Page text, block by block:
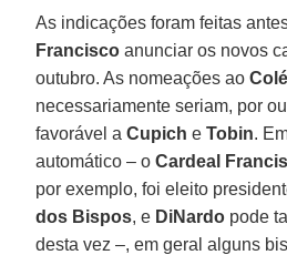
As indicações foram feitas
Francisco anunciar os novos
outubro. As nomeações ao
necessariamente seriam, por
favorável aCupich eTobin.
automático – oCardeal
por exemplo, foi eleito
dos Bispos, e DiNardo pode
desta vez –, em geral alguns